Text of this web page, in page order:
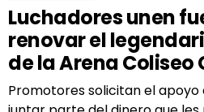
Luchadores unen
renovar el
de la Arena Coliseo
Promotores solicitan el